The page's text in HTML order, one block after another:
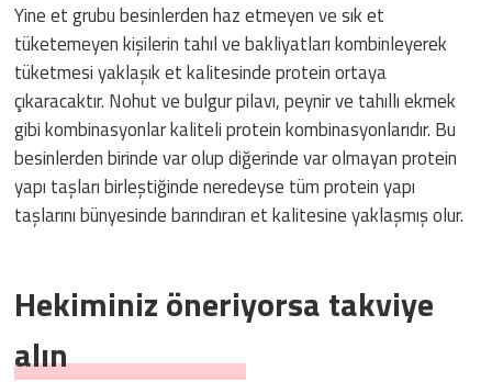
Yine et grubu besinlerden haz etmeyen ve sık et
tüketemeyen kişilerin tahıl ve bakliyatları kombinleyerek
tüketmesi yaklaşık et kalitesinde protein ortaya
çıkaracaktır. Nohut ve bulgur pilavı, peynir ve tahıllı ekmek
gibi kombinasyonlar kaliteli protein kombinasyonlarıdır. Bu
besinlerden birinde var olup diğerinde var olmayan protein
yapı taşları birleştiğinde neredeyse tüm protein yapı
taşlarını bünyesinde barındıran et kalitesine yaklaşmış olur.
Hekiminiz öneriyorsa takviye
alın